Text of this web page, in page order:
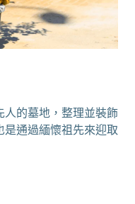
人的墓地，整理並裝飾
是通過緬懷祖先來迎取